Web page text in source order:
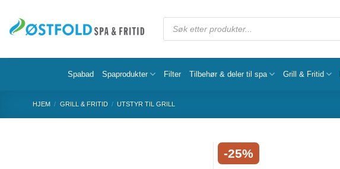
Spabad Spaprodukter Filter Tilbehør & deler til spa Grill & Fritid
HJEM / GRILL & FRITID / UTSTYR TIL GRILL
-25%